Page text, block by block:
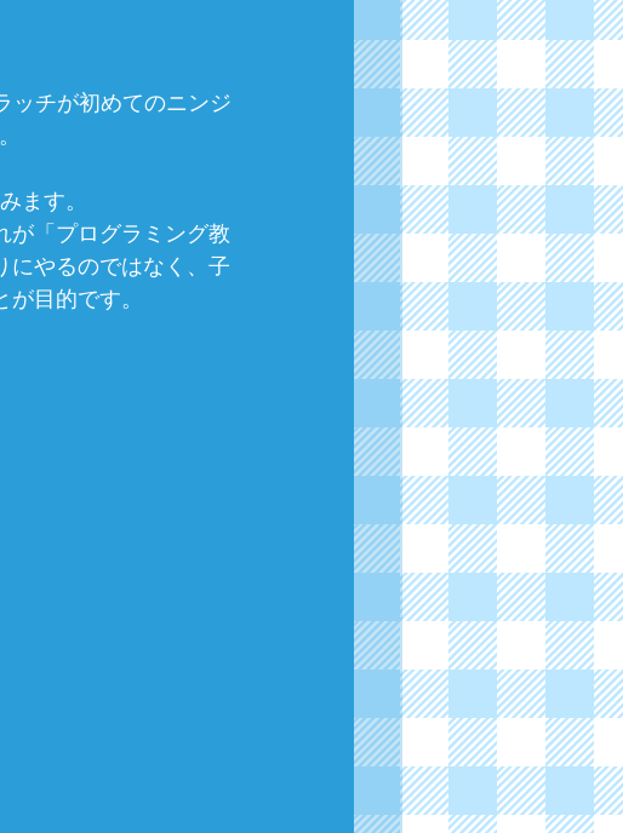
ッチが初めてのニンジ
ます。
が「プログラミング教
にやるのではなく、子
目的です。